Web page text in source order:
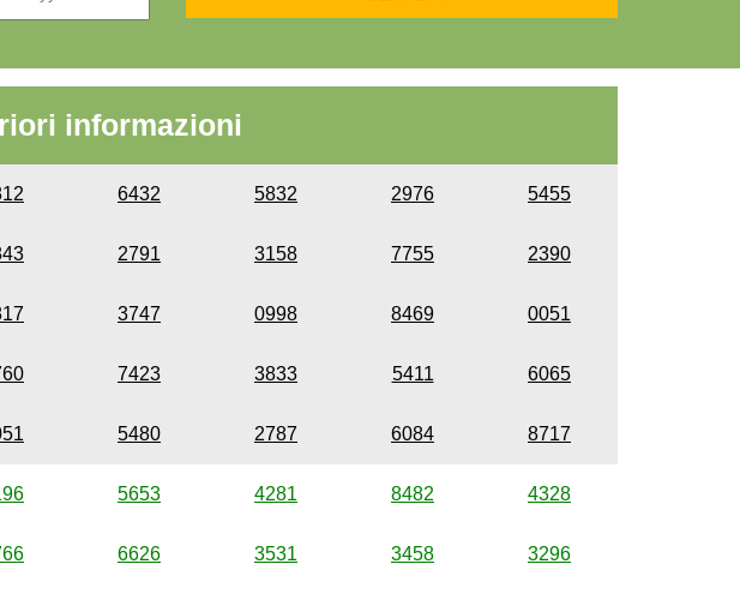
informazioni
6432 5832 2976 5455
2791 3158 7755 2390
3747 0998 8469 0051
7423 3833 5411 6065
5480 2787 6084 8717
5653 4281 8482 4328
6626 3531 3458 3296